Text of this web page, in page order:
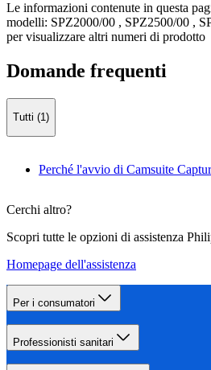
Le informazioni contenute in questa
modelli: SPZ2000/00 , SPZ2500/00 ,
per visualizzare altri numeri di prodotto
Domande frequenti
Tutti (1)
Perché l'avvio di Camsuite
Cerchi altro?
Scopri tutte le opzioni di assistenza
Homepage dell'assistenza
Per i consumatori
Professionisti sanitari